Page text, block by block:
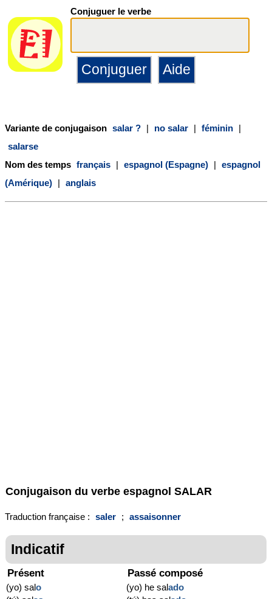
Conjuguer le verbe
Variante de conjugaison salar ? | no salar | féminin |
salarse
Nom des temps français | espagnol (Espagne) | espagnol
(Amérique) | anglais
Conjugaison du verbe espagnol SALAR
Traduction française : saler ; assaisonner
Indicatif
Présent
(yo) salo
Passé composé
(yo) he salado